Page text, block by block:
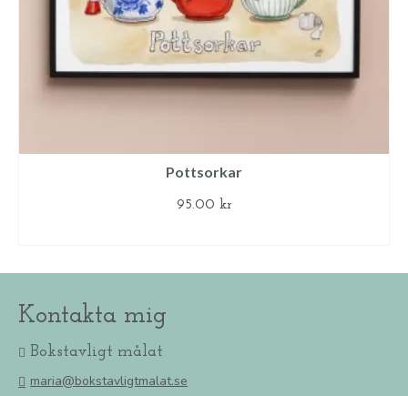
Pottsorkar
95.00 kr
Kontakta mig
Bokstavligt målat
maria@bokstavligtmalat.se